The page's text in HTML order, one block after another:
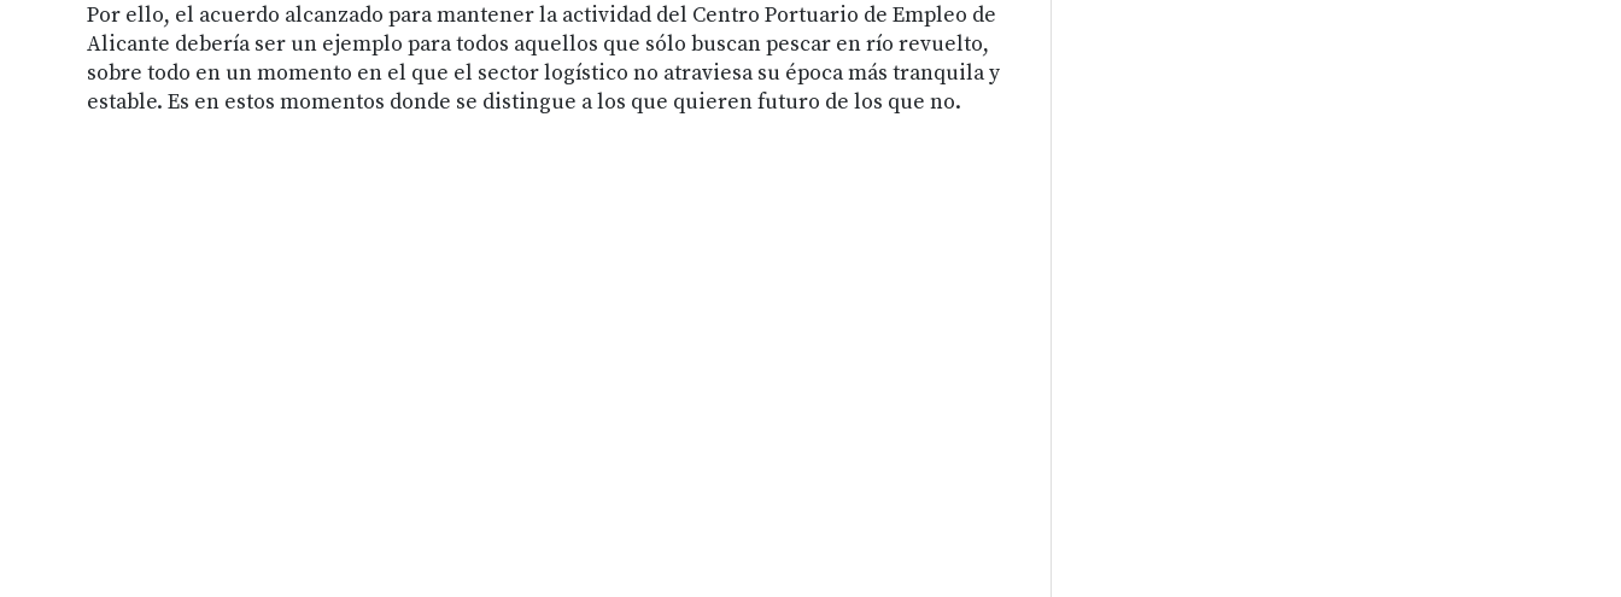
Por ello, el acuerdo alcanzado para mantener la actividad del Centro Portuario de Empleo de
Alicante debería ser un ejemplo para todos aquellos que sólo buscan pescar en río revuelto,
sobre todo en un momento en el que el sector logístico no atraviesa su época más tranquila y
estable. Es en estos momentos donde se distingue a los que quieren futuro de los que no.